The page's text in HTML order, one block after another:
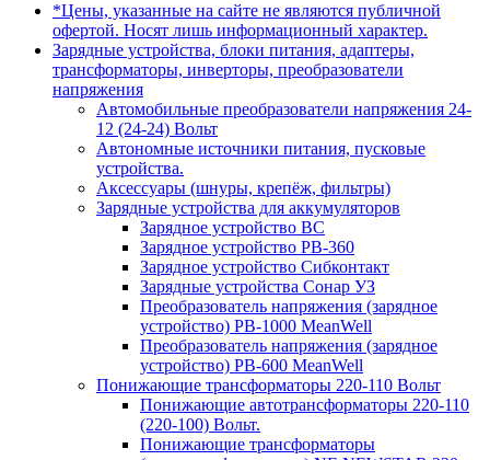
*Цены, указанные на сайте не являются публичной
офертой. Носят лишь информационный характер.
Зарядные устройства, блоки питания, адаптеры,
трансформаторы, инверторы, преобразователи
напряжения
Автомобильные преобразователи напряжения 24-
12 (24-24) Вольт
Автономные источники питания, пусковые
устройства.
Аксессуары (шнуры, крепёж, фильтры)
Зарядные устройства для аккумуляторов
Зарядное устройство BC
Зарядное устройство PB-360
Зарядное устройство Сибконтакт
Зарядные устройства Сонар УЗ
Преобразователь напряжения (зарядное
устройство) PB-1000 MeanWell
Преобразователь напряжения (зарядное
устройство) PB-600 MeanWell
Понижающие трансформаторы 220-110 Вольт
Понижающие автотрансформаторы 220-110
(220-100) Вольт.
Понижающие трансформаторы